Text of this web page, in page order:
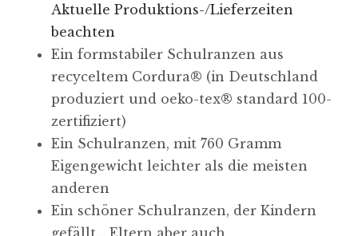
Aktuelle Produktions-/Lieferzeiten
beachten
Ein formstabiler Schulranzen aus
recyceltem Cordura​® (in Deutschland
produziert und oeko-tex​® standard 100-
zertifiziert)
Ein Schulranzen, mit 760 Gramm
Eigengewicht leichter als die meisten
anderen
Ein schöner Schulranzen, der Kindern
gefällt… Eltern aber auch